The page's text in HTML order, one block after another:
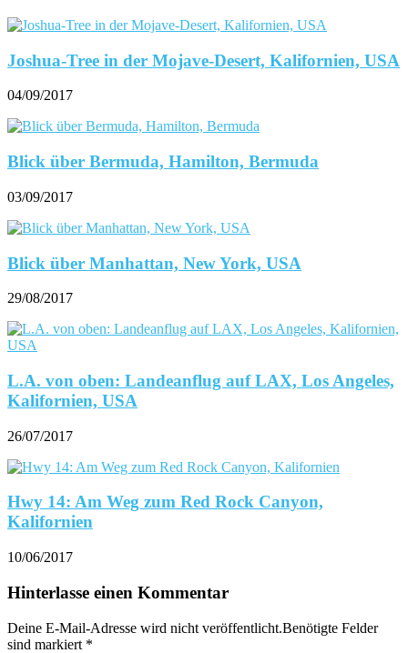
Joshua-Tree in der Mojave-Desert, Kalifornien, USA
04/09/2017
Blick über Bermuda, Hamilton, Bermuda
03/09/2017
Blick über Manhattan, New York, USA
29/08/2017
L.A. von oben: Landeanflug auf LAX, Los Angeles,
Kalifornien, USA
26/07/2017
Hwy 14: Am Weg zum Red Rock Canyon,
Kalifornien
10/06/2017
Hinterlasse einen Kommentar
Deine E-Mail-Adresse wird nicht veröffentlicht.Benötigte Felder
sind markiert *